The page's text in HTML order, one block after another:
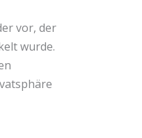
vor, der
wurde.